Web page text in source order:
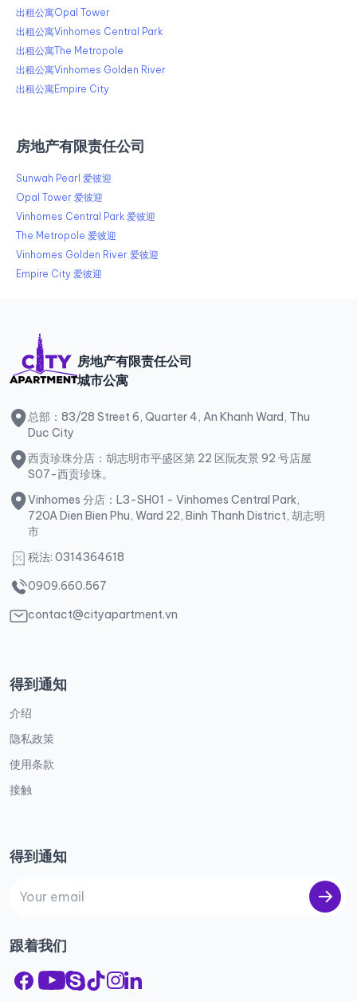
出租公寓Opal Tower
出租公寓Vinhomes Central Park
出租公寓The Metropole
出租公寓Vinhomes Golden River
出租公寓Empire City
房地产有限责任公司
Sunwah Pearl 爱彼迎
Opal Tower 爱彼迎
Vinhomes Central Park 爱彼迎
The Metropole 爱彼迎
Vinhomes Golden River 爱彼迎
Empire City 爱彼迎
房地产有限责任公司
城市公寓
总部：83/28 Street 6, Quarter 4, An Khanh Ward, Thu
Duc City
西贡珍珠分店：胡志明市平盛区第 22 区阮友景 92 号店屋
S07-西贡珍珠。
Vinhomes 分店：L3-SH01 - Vinhomes Central Park,
720A Dien Bien Phu, Ward 22, Binh Thanh District, 胡志明
市
税法: 0314364618
0909.660.567
contact@cityapartment.vn
得到通知
介绍
隐私政策
使用条款
接触
得到通知
跟着我们